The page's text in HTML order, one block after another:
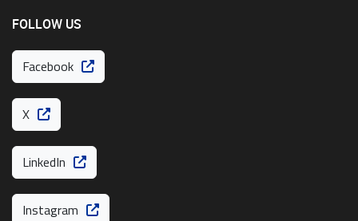
FOLLOW US
Facebook
X
LinkedIn
Instagram